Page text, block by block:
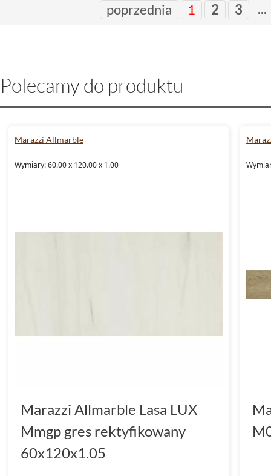
poprzednia 1 2 3 ...
Polecamy do produktu
Marazzi Allmarble
Wymiary: 60.00 x 120.00 x 1.00
Marazzi Allmarble Lasa LUX
Mmgp gres rektyfikowany
60x120x1.05